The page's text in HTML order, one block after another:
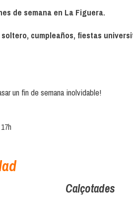
de semana en La Figuera.
cumpleaños, fiestas
un fin de semana inolvidable!
Calçotades